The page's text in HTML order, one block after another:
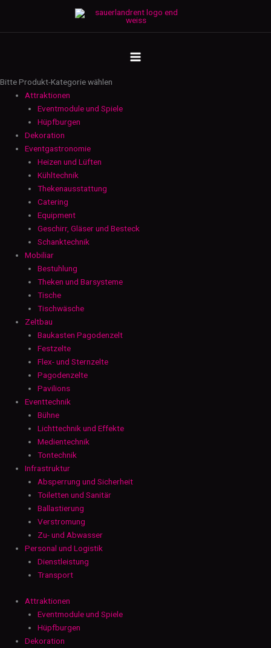
springen
MENU
Bitte Produkt-Kategorie wählen
Attraktionen
Eventmodule und Spiele
Hüpfburgen
Dekoration
Eventgastronomie
Heizen und Lüften
Kühltechnik
Thekenausstattung
Catering
Equipment
Geschirr, Gläser und Besteck
Schanktechnik
Mobiliar
Bestuhlung
Theken und Barsysteme
Tische
Tischwäsche
Zeltbau
Baukasten Pagodenzelt
Festzelte
Flex- und Sternzelte
Pagodenzelte
Pavilions
Eventtechnik
Bühne
Lichttechnik und Effekte
Medientechnik
Tontechnik
Infrastruktur
Absperrung und Sicherheit
Toiletten und Sanitär
Ballastierung
Verstromung
Zu- und Abwasser
Personal und Logistik
Dienstleistung
Transport
Attraktionen
Eventmodule und Spiele
Hüpfburgen
Dekoration